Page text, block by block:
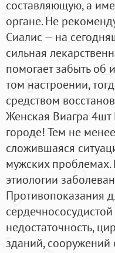
составляющую, а
органе. Не
Сиалис — на
сильная
помогает забыть об
том настроении,
средством
Женская Виагра
городе! Тем не
сложившаяся
мужских проблемах.
этиологии
Противопоказания
недостаточность,
зданий,